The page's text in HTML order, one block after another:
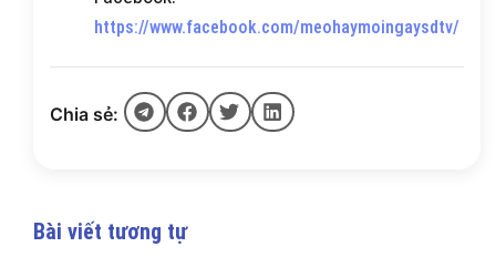
https://www.facebook.com/meohaymoingaysdtv/
Chia sẻ:
Bài viết tương tự